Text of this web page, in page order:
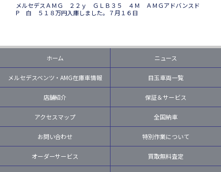
メルセデスＡＭＧ ２２ｙ ＧＬＢ３５ ４Ｍ ＡＭＧアドバンスド
P 白 ５１８万円入庫しました。７月１６日
ホーム ニュース
メルセデスベンツ・AMG在庫車情報 目玉車両一覧
店舗紹介 保証＆サービス
アクセスマップ 全国納車
お問い合わせ 特別作業について
オーダーサービス 買取無料査定